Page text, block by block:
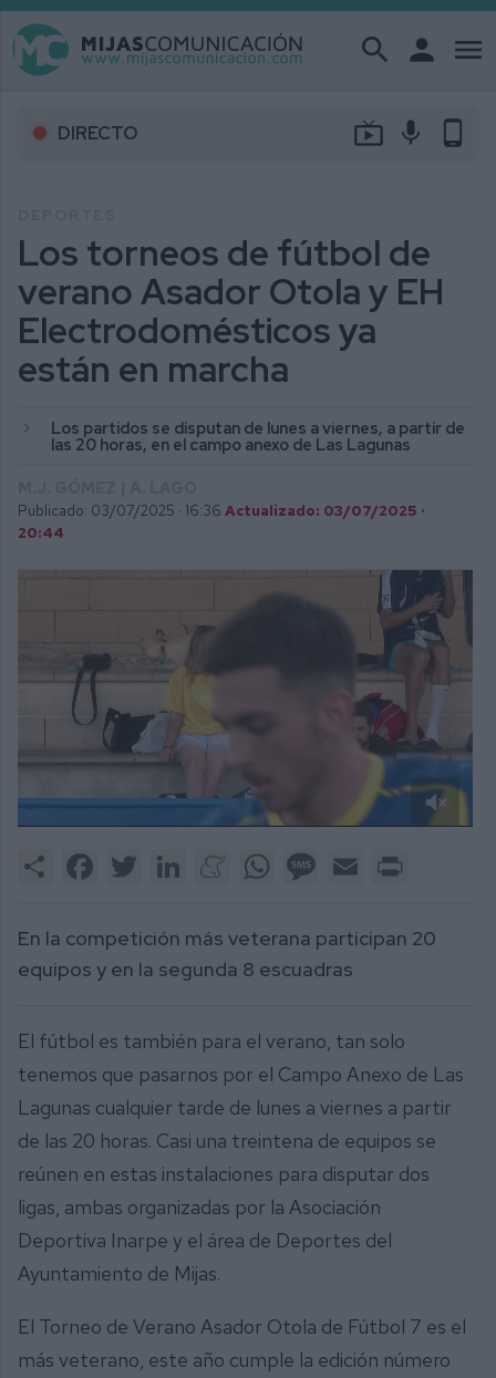
search person menu
DIRECTO live_tv mic phone_android
Los torneos de fútbol de
verano Asador Otola y EH
Electrodomésticos ya
están en marcha
Los partidos se disputan de lunes a viernes, a partir de
las 20 horas, en el campo anexo de Las Lagunas
Publicado: 03/07/2025 · 16:36 Actualizado: 03/07/2025 ·
20:44
3
Share FacebookTwitter LinkedInMeneameWhatsAppMessage
Email
En la competición más veterana participan 20
equipos y en la segunda 8 escuadras
El fútbol es también para el verano, tan solo
tenemos que pasarnos por el Campo Anexo de Las
Lagunas cualquier tarde de lunes a viernes a partir
de las 20 horas. Casi una treintena de equipos se
reúnen en estas instalaciones para disputar dos
ligas, ambas organizadas por la Asociación
Deportiva Inarpe y el área de Deportes del
Ayuntamiento de Mijas.
El Torneo de Verano Asador Otola de Fútbol 7 es el
más veterano, este año cumple la edición número